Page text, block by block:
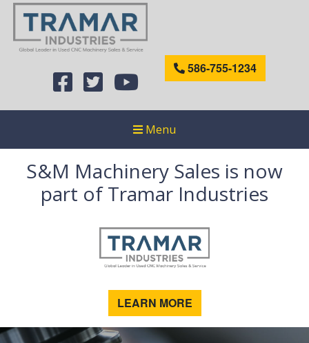
586-755-1234
Menu
S&M Machinery Sales is now
part of Tramar Industries
LEARN MORE